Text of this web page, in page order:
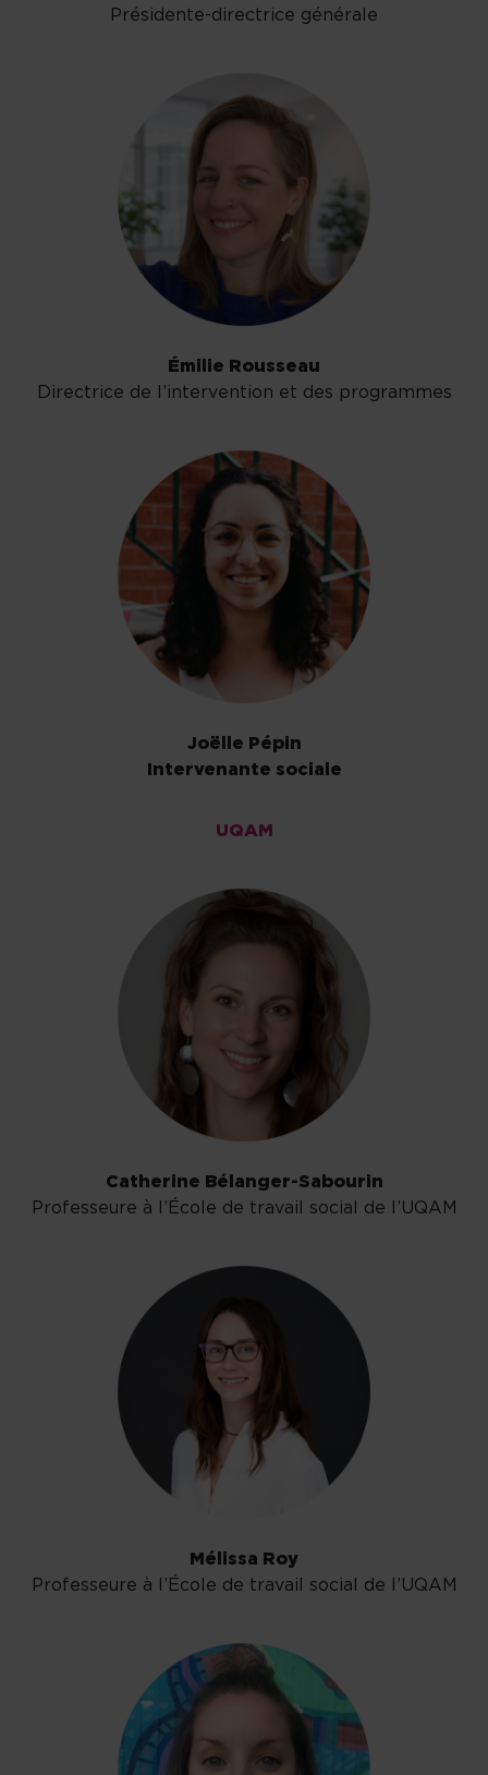
Présidente-directrice générale
Émilie Rousseau
Directrice de l’intervention et des programmes
Joëlle Pépin
Intervenante sociale
UQAM
Catherine Bélanger-Sabourin
Professeure à l’École de travail social de l’UQAM
Mélissa Roy
Professeure à l’École de travail social de l’UQAM